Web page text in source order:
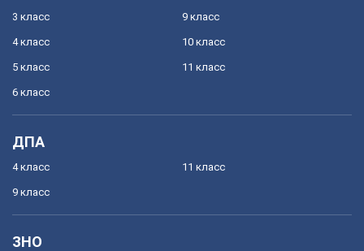
3 класс
4 класс
5 класс
6 класс
9 класс
10 класс
11 класс
ДПА
4 класс
9 класс
11 класс
ЗНО